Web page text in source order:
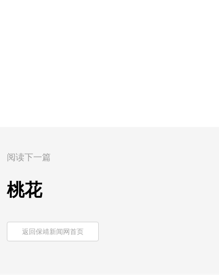
阅读下一篇
桃花
返回保靖新闻网首页